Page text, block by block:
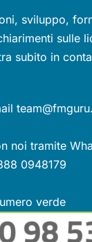
sviluppo,
sulle
subito in
noi tramite
0948179
verde